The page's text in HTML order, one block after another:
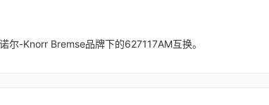
-Knorr Bremse品牌下的627117AM互换。